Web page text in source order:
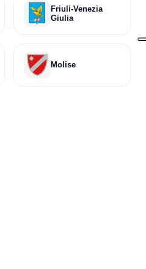
Friuli-Venezia
Giulia
Molise